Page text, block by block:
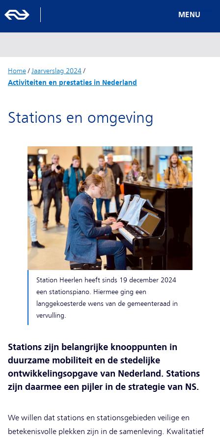
MENU
Home/ Jaarverslag 2024/
Activiteiten en prestaties in Nederland
Stations en omgeving
Station Heerlen heeft sinds 19 december 2024
een stationspiano. Hiermee ging een
langgekoesterde wens van de gemeenteraad in
vervulling.
Stations zijn belangrijke knooppunten in
duurzame mobiliteit en de stedelijke
ontwikkelingsopgave van Nederland. Stations
zijn daarmee een pijler in de strategie van NS.
We willen dat stations en stationsgebieden veilige en
betekenisvolle plekken zijn in de samenleving. Kwalitatief